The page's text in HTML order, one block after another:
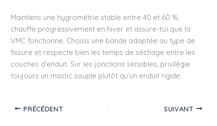
Maintiens une hygrométrie stable entre 40 et 60 %,
chauffe progressivement en hiver et assure-toi que la
VMC fonctionne. Choisis une bande adaptée au type de
fissure et respecte bien les temps de séchage entre les
couches d’enduit. Sur les jonctions sensibles, privilégie
toujours un mastic souple plutôt qu’un enduit rigide.
PRÉCÉDENT SUIVANT